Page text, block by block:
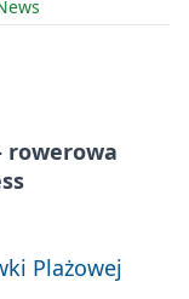
rowerowa
Plażowej